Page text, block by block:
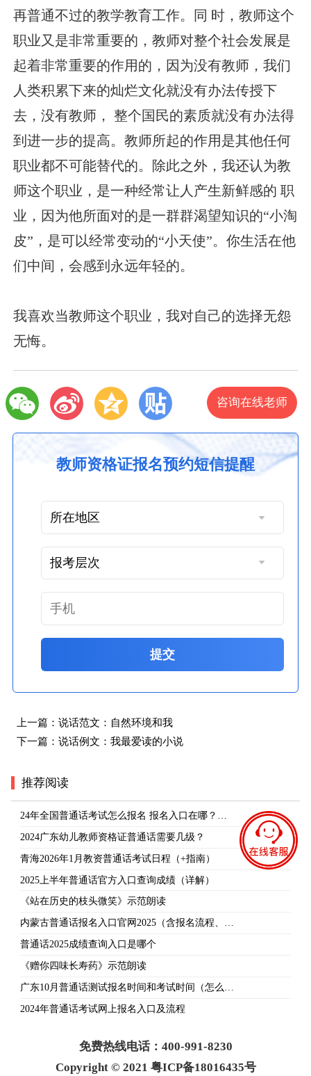
再普通不过的教学教育工作。同 时，教师这个
职业又是非常重要的，教师对整个社会发展是
起着非常重要的作用的，因为没有教师，我们
人类积累下来的灿烂文化就没有办法传授下
去，没有教师， 整个国民的素质就没有办法得
到进一步的提高。教师所起的作用是其他任何
职业都不可能替代的。除此之外，我还认为教
师这个职业，是一种经常让人产生新鲜感的 职
业，因为他所面对的是一群群渴望知识的“小淘
皮”，是可以经常变动的“小天使”。你生活在他
们中间，会感到永远年轻的。
我喜欢当教师这个职业，我对自己的选择无怨
无悔。
咨询在线老师
教师资格证报名预约短信提醒
提交
上一篇： 说话范文：自然环境和我
下一篇： 说话例文：我最爱读的小说
推荐阅读
24年全国普通话考试怎么报名 报名入口在哪？…
2024广东幼儿教师资格证普通话需要几级？
青海2026年1月教资普通话考试日程（+指南）
2025上半年普通话官方入口查询成绩（详解）
《站在历史的枝头微笑》示范朗读
内蒙古普通话报名入口官网2025（含报名流程、…
普通话2025成绩查询入口是哪个
《赠你四味长寿药》示范朗读
广东10月普通话测试报名时间和考试时间（怎么…
2024年普通话考试网上报名入口及流程
免费热线电话：400-991-8230
Copyright © 2021 粤ICP备18016435号